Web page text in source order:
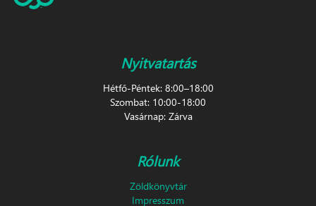
Nyitvatartás
Hétfő-Péntek: 8:00–18:00
Szombat: 10:00-18:00
Vasárnap: Zárva
Rólunk
Zöldkönyvtár
Impresszum